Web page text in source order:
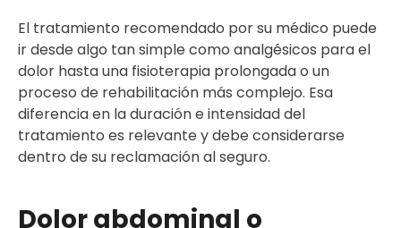
El tratamiento recomendado por su médico puede
ir desde algo tan simple como analgésicos para el
dolor hasta una fisioterapia prolongada o un
proceso de rehabilitación más complejo. Esa
diferencia en la duración e intensidad del
tratamiento es relevante y debe considerarse
dentro de su reclamación al seguro.
Dolor abdominal o